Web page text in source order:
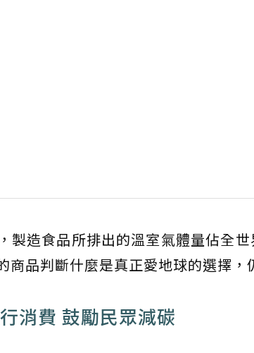
製造食品所排出的溫室氣體量佔全
商品判斷什麼是真正愛地球的選擇，
消費 鼓勵民眾減碳